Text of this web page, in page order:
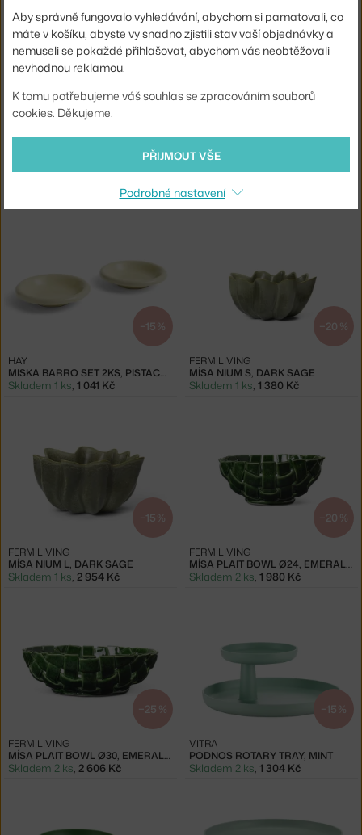
−15 %
FERM LIVING
−15 %
FERM LIVING
Skladem 2 ks
−15 %
MISKA BARRO SET 2KS, PISTACHIO
HAY
Skladem 1 ks, 1 041 Kč
−20 %
MÍSA NIUM S, DARK SAGE
FERM LIVING
Skladem 1 ks, 1 380 Kč
−15 %
MÍSA NIUM L, DARK SAGE
FERM LIVING
Skladem 1 ks, 2 954 Kč
−20 %
MÍSA PLAIT BOWL Ø24, EMERALD GREEN
FERM LIVING
Skladem 2 ks, 1 980 Kč
−25 %
MÍSA PLAIT BOWL Ø30, EMERALD GREEN
FERM LIVING
Skladem 2 ks, 2 606 Kč
−15 %
PODNOS ROTARY TRAY, MINT
VITRA
Skladem 2 ks, 1 304 Kč
Aby správně fungovalo vyhledávání, abychom si pamatovali, co
máte v košíku, abyste vy snadno zjistili stav vaší objednávky a
nemuseli se pokaždé přihlašovat, abychom vás neobtěžovali
nevhodnou reklamou.
K tomu potřebujeme váš souhlas se zpracováním souborů
cookies. Děkujeme.
PŘIJMOUT VŠE
Podrobné nastavení